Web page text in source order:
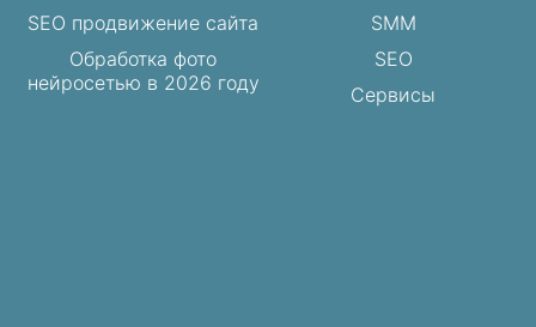
SEO продвижение сайта
Обработка фото
нейросетью в 2026 году
SMM
SEO
Сервисы